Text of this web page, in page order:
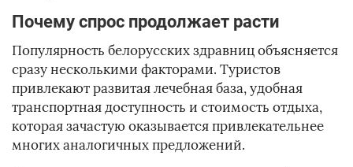
Почему спрос продолжает расти
Популярность белорусских здравниц объясняется
сразу несколькими факторами. Туристов
привлекают развитая лечебная база, удобная
транспортная доступность и стоимость отдыха,
которая зачастую оказывается привлекательнее
многих аналогичных предложений.